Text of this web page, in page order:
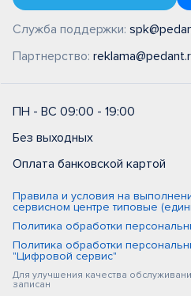
Служба поддержки:
Партнерство:
ПН - ВС 09:00 - 19:00
Без выходных
Оплата банковской картой
Правила и условия на
сервисном центре типовые
Политика обработки
Политика обработки
"Цифровой сервис"
Для улучшения качества
записан